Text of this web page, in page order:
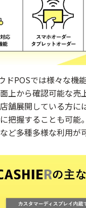
ドPOSでは様々な
上から確認可能な
舗展開している方
把握することも可
ど多種多様な利用が